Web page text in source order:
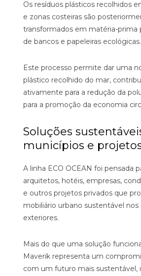
Os resíduos plásticos recolhidos
e zonas costeiras são
transformados em matéria-prima
de bancos e papeleiras ecológicas.
Este processo permite dar uma
plástico recolhido do mar,
ativamente para a redução da
para a promoção da economia
Soluções
municípios e
A linha ECO OCEAN foi pensada
arquitetos, hotéis, empresas,
e outros projetos privados que
mobiliário urbano sustentável nos
exteriores.
Mais do que uma solução
Maverik representa um
com um futuro mais sustentável,